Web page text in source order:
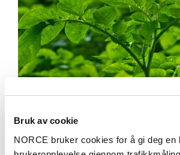
Bruk av cookie
NORCE bruker cookies for å gi deg en
Meninger